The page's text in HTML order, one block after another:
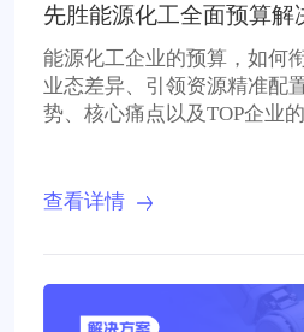
先胜能源化工全面预算解
能源化工企业的预算，如何
业态差异、引领资源精准配
势、核心痛点以及TOP企业
查看详情